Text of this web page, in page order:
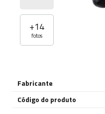
+14
fotos
Fabricante
Código do produto